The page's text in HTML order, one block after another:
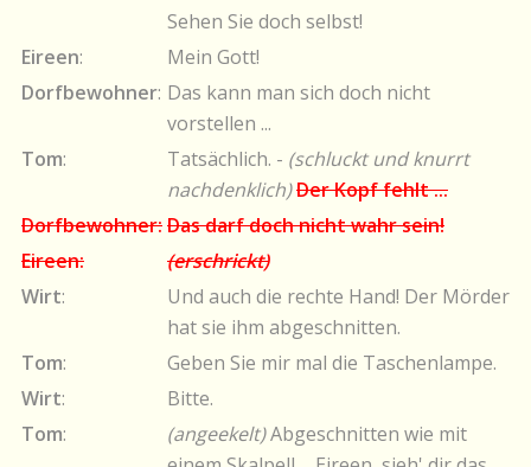
Sehen Sie doch selbst!
Eireen:
Mein Gott!
Dorfbewohner: Das kann man sich doch nicht
vorstellen ...
Tom: Tatsächlich. - (schluckt und knurrt
nachdenklich)Der Kopf fehlt ...
Dorfbewohner:Das darf doch nicht wahr sein!
Eireen:
(erschrickt)
Wirt:
Und auch die rechte Hand! Der Mörder
hat sie ihm abgeschnitten.
Tom:
Geben Sie mir mal die Taschenlampe.
Wirt:
Bitte.
Tom: (angeekelt)Abgeschnitten wie mit